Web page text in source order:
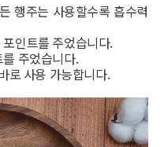
행주는 사용할수록 흡수력
인트를 주었습니다.
주었습니다.
로 사용 가능합니다.